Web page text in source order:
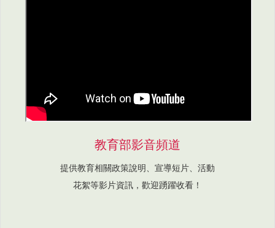
教育部影音頻道
提供教育相關政策說明、宣導短片、活動
花絮等影片資訊，歡迎踴躍收看！